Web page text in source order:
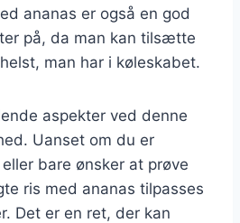
ananas er også en god
på, da man kan tilsætte
man har i køleskabet.
aspekter ved denne
Uanset om du er
bare ønsker at prøve
ris med ananas tilpasses
Det er en ret, der kan